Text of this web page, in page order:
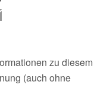
zu diesem
(auch ohne